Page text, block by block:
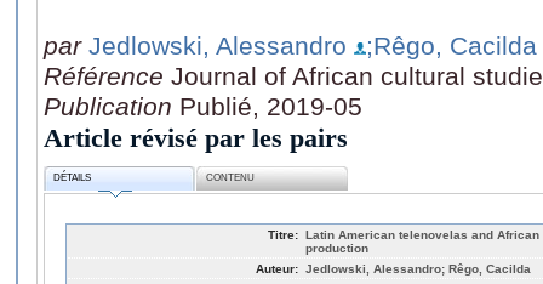
par Jedlowski, Alessandro
;Rêgo, Cacilda
Référence Journal of African cultural
Publication Publié, 2019-05
Article révisé par les pairs
DÉTAILS CONTENU
Titre: Latin American telenovelas and
production
Auteur: Jedlowski, Alessandro; Rêgo, Cacilda